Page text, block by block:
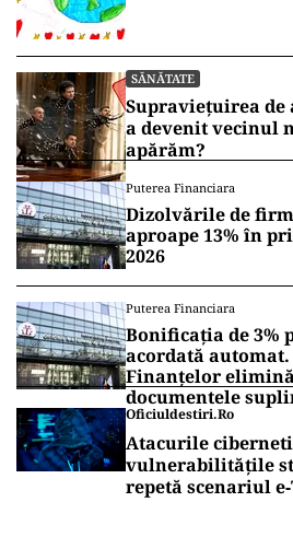
SĂNĂTATE
Supraviețuirea
a devenit vecinul
apărăm?
Puterea Financiara
Dizolvările de
aproape 13% în
2026
Puterea Financiara
Bonificația de 3%
acordată
Finanțelor
documentele
Oficiuldestiri.ro
Atacurile
vulnerabilitățile
repetă scenariul